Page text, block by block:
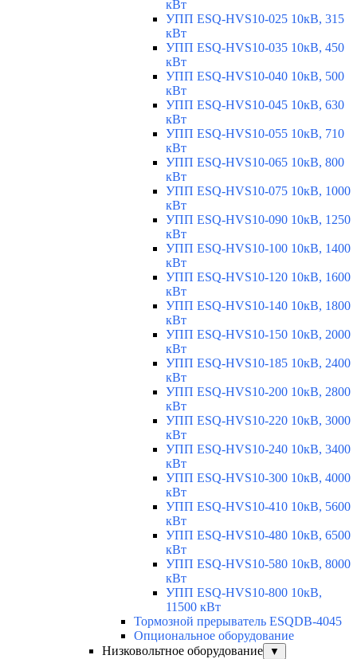
кВт
УПП ESQ-HVS10-025 10кВ, 315
кВт
УПП ESQ-HVS10-035 10кВ, 450
кВт
УПП ESQ-HVS10-040 10кВ, 500
кВт
УПП ESQ-HVS10-045 10кВ, 630
кВт
УПП ESQ-HVS10-055 10кВ, 710
кВт
УПП ESQ-HVS10-065 10кВ, 800
кВт
УПП ESQ-HVS10-075 10кВ, 1000
кВт
УПП ESQ-HVS10-090 10кВ, 1250
кВт
УПП ESQ-HVS10-100 10кВ, 1400
кВт
УПП ESQ-HVS10-120 10кВ, 1600
кВт
УПП ESQ-HVS10-140 10кВ, 1800
кВт
УПП ESQ-HVS10-150 10кВ, 2000
кВт
УПП ESQ-HVS10-185 10кВ, 2400
кВт
УПП ESQ-HVS10-200 10кВ, 2800
кВт
УПП ESQ-HVS10-220 10кВ, 3000
кВт
УПП ESQ-HVS10-240 10кВ, 3400
кВт
УПП ESQ-HVS10-300 10кВ, 4000
кВт
УПП ESQ-HVS10-410 10кВ, 5600
кВт
УПП ESQ-HVS10-480 10кВ, 6500
кВт
УПП ESQ-HVS10-580 10кВ, 8000
кВт
УПП ESQ-HVS10-800 10кВ,
11500 кВт
Тормозной прерыватель ESQDB-4045
Опциональное оборудование
Низковольтное оборудование
▼